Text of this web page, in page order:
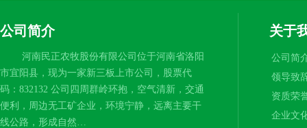
公司简介
河南民正农牧股份有限公司位于河南省洛阳
市宜阳县，现为一家新三板上市公司，股票代
码：832132 公司四周群岭环抱，空气清新，交通
便利，周边无工矿企业，环境宁静，远离主要干
线公路，形成自然…
关于
公司简
领导致
资质荣
企业文